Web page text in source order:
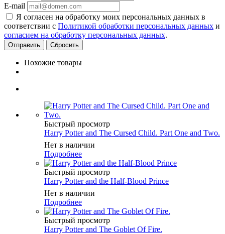
E-mail
Я согласен на обработку моих персональных данных в
соответствии с Политикой обработки персональных данных и
согласием на обработку персональных данных.
Сбросить
Похожие товары
Быстрый просмотр
Harry Potter and The Cursed Child. Part One and Two.
Нет в наличии
Подробнее
Быстрый просмотр
Harry Potter and the Half-Blood Prince
Нет в наличии
Подробнее
Быстрый просмотр
Harry Potter and The Goblet Of Fire.